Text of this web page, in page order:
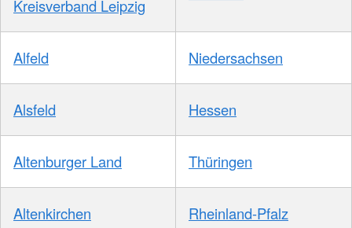
Kreisverband Leipzig
Alfeld Niedersachsen
Alsfeld Hessen
Altenburger Land Thüringen
Altenkirchen Rheinland-Pfalz